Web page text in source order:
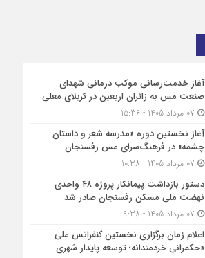
آغاز خدمت‌رسانی موکب درمانی شهدای
صنعت مس به زائران اربعین در کربلای معلی
آغاز نخستین دوره «مدرسه شعر و داستان
چشمه» در فرهنگ‌سرای مس رفسنجان
دستور بازداشت پیمانکار پروژه ۴۸ واحدی
نهضت ملی مسکن رفسنجان صادر شد
اعلام زمان برگزاری نخستین کنفرانس ملی
«حکمرانی خردمندانه؛ توسعه پایدار شهری